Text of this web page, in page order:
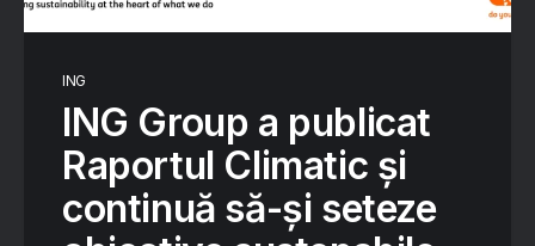
ING
ING Group a publicat
Raportul Climatic și
continuă să-și seteze